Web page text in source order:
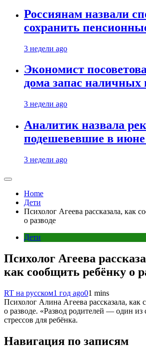
Россиянам назвали
сохранить
3 недели ago
Экономист
дома запас наличных
3 недели ago
Аналитик назвала
подешевевшие в
3 недели ago
Home
Дети
Психолог Агеева рассказала, как
о разводе
Дети
Психолог Агеева
как сообщить ребёнку о
RT на русском1 год ago01 mins
Психолог Алина Агеева рассказала, как
о разводе. «Развод родителей — один
стрессов для ребёнка.
Навигация по записям